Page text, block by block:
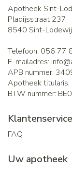
Apotheek Sint-
Pladijsstraat 237
8540 Sint-
Telefoon: 056 77
E-mailadres: info@
APB nummer:
Apotheek titularis:
BTW nummer:
Klantenservice
FAQ
Uw apotheek